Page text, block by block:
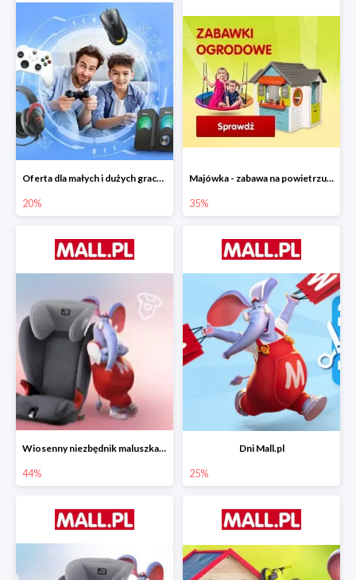
Oferta dla małych i dużych graczy w Mall.pl do -20%
20%
Majówka - zabawa na powietrzu do -35%
35%
Wiosenny niezbędnik maluszka do -44% taniej
44%
Dni Mall.pl
25%